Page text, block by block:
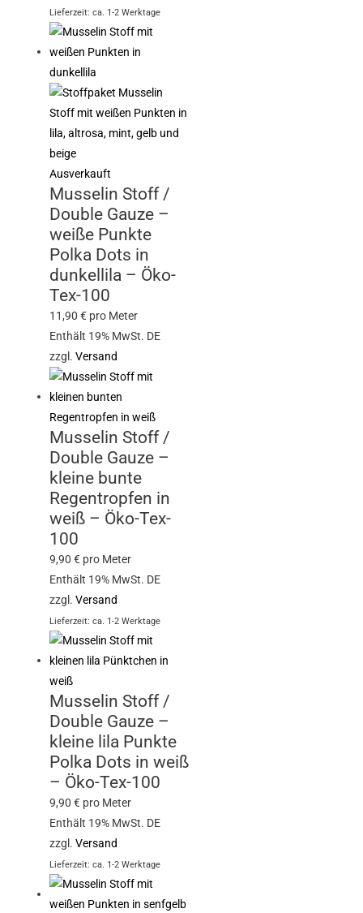
Lieferzeit: ca. 1-2 Werktage
Ausverkauft
Musselin Stoff /
Double Gauze –
weiße Punkte
Polka Dots in
dunkellila – Öko-
Tex-100
11,90€ pro Meter
Enthält 19% MwSt. DE
zzgl.Versand
Musselin Stoff /
Double Gauze –
kleine bunte
Regentropfen in
weiß – Öko-Tex-
100
9,90€ pro Meter
Enthält 19% MwSt. DE
zzgl.Versand
Lieferzeit: ca. 1-2 Werktage
Musselin Stoff /
Double Gauze –
kleine lila Punkte
Polka Dots in weiß
– Öko-Tex-100
9,90€ pro Meter
Enthält 19% MwSt. DE
zzgl.Versand
Lieferzeit: ca. 1-2 Werktage